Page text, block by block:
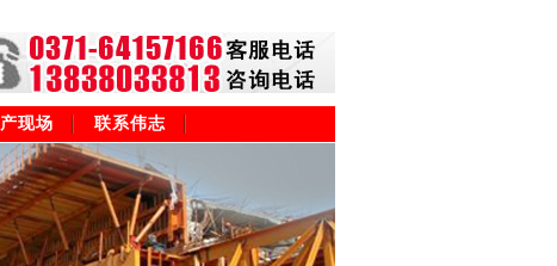
现场 联系伟志